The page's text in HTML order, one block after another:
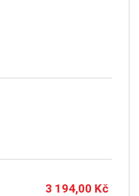
3 194,00 Kč